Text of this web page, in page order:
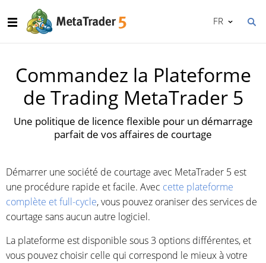
FR
Commandez la Plateforme
de Trading MetaTrader 5
Une politique de licence flexible pour un démarrage
parfait de vos affaires de courtage
Démarrer une société de courtage avec MetaTrader 5 est
une procédure rapide et facile. Avec cette plateforme
complète et full-cycle, vous pouvez oraniser des services de
courtage sans aucun autre logiciel.
La plateforme est disponible sous 3 options différentes, et
vous pouvez choisir celle qui correspond le mieux à votre